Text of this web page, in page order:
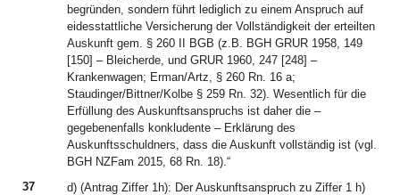
begründen, sondern führt lediglich zu einem Anspruch auf
eidesstattliche Versicherung der Vollständigkeit der erteilten
Auskunft gem. § 260 II BGB (z.B. BGH GRUR 1958, 149
[150] – Bleicherde, und GRUR 1960, 247 [248] –
Krankenwagen; Erman/Artz, § 260 Rn. 16 a;
Staudinger/Bittner/Kolbe § 259 Rn. 32). Wesentlich für die
Erfüllung des Auskunftsanspruchs ist daher die –
gegebenenfalls konkludente – Erklärung des
Auskunftsschuldners, dass die Auskunft vollständig ist (vgl.
BGH NZFam 2015, 68 Rn. 18).“
37
d) (Antrag Ziffer 1h): Der Auskunftsanspruch zu Ziffer 1 h)